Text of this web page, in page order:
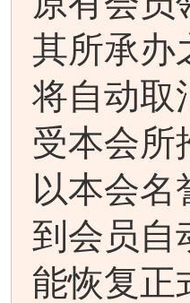
其所承办
将自动取
受本会所
以本会名
到会员自
能恢复正